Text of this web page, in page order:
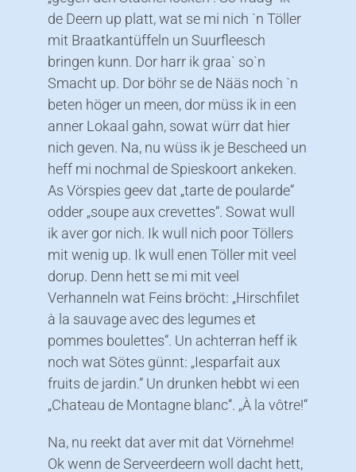
de Deern up platt, wat se mi nich `n Töller
mit Braatkantüffeln un Suurfleesch
bringen kunn. Dor harr ik graa` so`n
Smacht up. Dor böhr se de Nääs noch `n
beten höger un meen, dor müss ik in een
anner Lokaal gahn, sowat würr dat hier
nich geven. Na, nu wüss ik je Bescheed un
heff mi nochmal de Spieskoort ankeken.
As Vörspies geev dat „tarte de poularde“
odder „soupe aux crevettes“. Sowat wull
ik aver gor nich. Ik wull nich poor Töllers
mit wenig up. Ik wull enen Töller mit veel
dorup. Denn hett se mi mit veel
Verhanneln wat Feins bröcht: „Hirschfilet
à la sauvage avec des legumes et
pommes boulettes“. Un achterran heff ik
noch wat Sötes günnt: „Iesparfait aux
fruits de jardin.“ Un drunken hebbt wi een
„Chateau de Montagne blanc“. „À la vôtre!“
Na, nu reekt dat aver mit dat Vörnehme!
Ok wenn de Serveerdeern woll dacht hett,